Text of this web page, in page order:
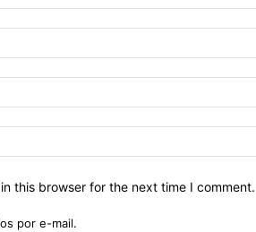
this browser for the next time I comment.
por e-mail.